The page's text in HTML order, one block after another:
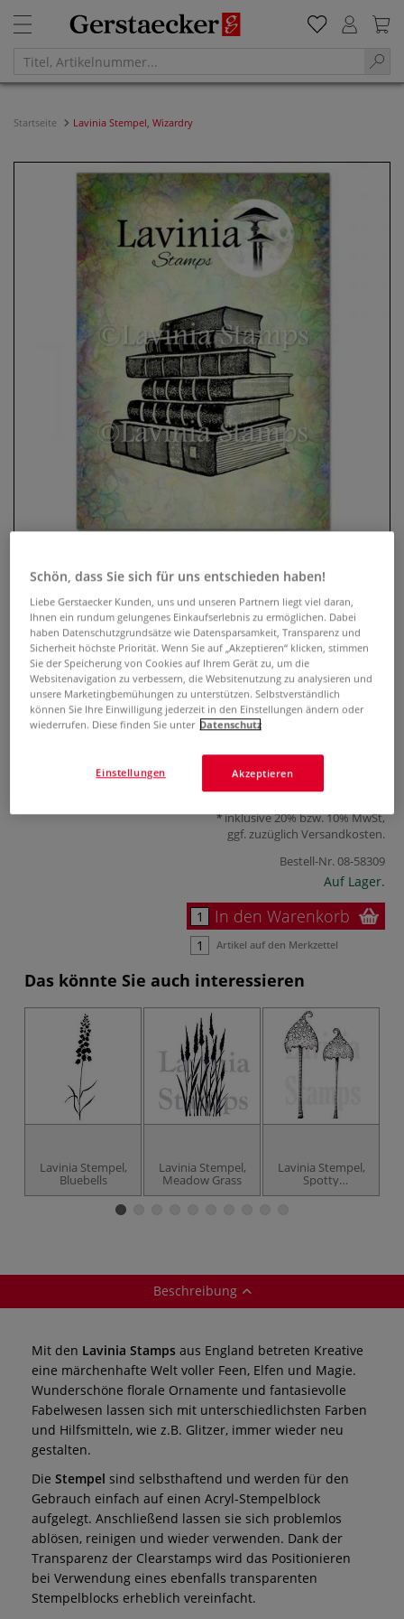
Startseite Lavinia Stempel, Wizardry
Lavinia Stempel, Wizardry
0 Bewertungen
Der transparente Lavinia Stempel ist optimal geeignet, um
mit Hilfe eines Acryl-Stempelblocks zauberhafte Karten,
Einladungen, Scrapbooks u.v.m. zu gestalten. Selbsthaftend
8,78 €
inklusive 20% bzw. 10% MwSt,
ggf. zuzüglich Versandkosten.
Bestell-Nr.08-58309
Auf Lager.
In den Warenkorb
Artikel auf den Merkzettel
Das könnte Sie auch interessieren
Lavinia Stempel,
Bluebells
Lavinia Stempel,
Meadow Grass
Lavinia Stempel,
Spotty
Toadstoole
Beschreibung
Mit den Lavinia Stamps aus England betreten Kreative
eine märchenhafte Welt voller Feen, Elfen und Magie.
Wunderschöne florale Ornamente und fantasievolle
Fabelwesen lassen sich mit unterschiedlichsten Farben
und Hilfsmitteln, wie z.B. Glitzer, immer wieder neu
gestalten.
Die Stempel sind selbsthaftend und werden für den
Gebrauch einfach auf einen Acryl-Stempelblock
aufgelegt. Anschließend lassen sie sich problemlos
ablösen, reinigen und wieder verwenden. Dank der
Transparenz der Clearstamps wird das Positionieren
bei Verwendung eines ebenfalls transparenten
Stempelblocks erheblich vereinfacht.
Schön, dass Sie sich für uns entschieden haben!
Liebe Gerstaecker Kunden, uns und unseren Partnern liegt viel daran,
Ihnen ein rundum gelungenes Einkaufserlebnis zu ermöglichen. Dabei
haben Datenschutzgrundsätze wie Datensparsamkeit, Transparenz und
Sicherheit höchste Priorität. Wenn Sie auf „Akzeptieren“ klicken, stimmen
Sie der Speicherung von Cookies auf Ihrem Gerät zu, um die
Websitenavigation zu verbessern, die Websitenutzung zu analysieren und
unsere Marketingbemühungen zu unterstützen. Selbstverständlich
können Sie Ihre Einwilligung jederzeit in den Einstellungen ändern oder
wiederrufen. Diese finden Sie unter Datenschutz
Akzeptieren
Einstellungen